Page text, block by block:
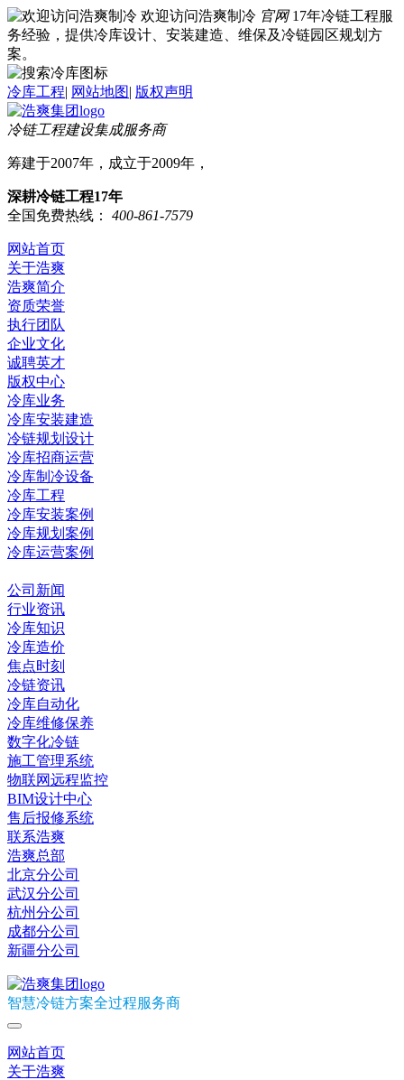
欢迎访问浩爽制冷 官网 17年冷链工程服
务经验，提供冷库设计、安装建造、维保及冷链园区规划方
案。
冷库工程| 网站地图| 版权声明
冷链工程建设集成服务商
筹建于2007年，成立于2009年，
深耕冷链工程17年
全国免费热线：
400-861-7579
网站首页
关于浩爽
浩爽简介
资质荣誉
执行团队
企业文化
诚聘英才
版权中心
冷库业务
冷库安装建造
冷链规划设计
冷库招商运营
冷库制冷设备
冷库工程
冷库安装案例
冷库规划案例
冷库运营案例
公司新闻
行业资讯
冷库知识
冷库造价
焦点时刻
冷链资讯
冷库自动化
冷库维修保养
数字化冷链
施工管理系统
物联网远程监控
BIM设计中心
售后报修系统
联系浩爽
浩爽总部
北京分公司
武汉分公司
杭州分公司
成都分公司
新疆分公司
智慧冷链方案全过程服务商
网站首页
关于浩爽